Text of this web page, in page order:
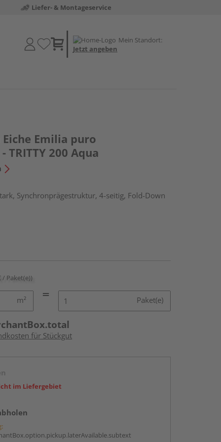
Liefer- & Montageservice
Mein Standort:
Jetzt angeben
Emilia puro
TRITTY 200 Aqua
Synchronprägestruktur, 4-seitig, Fold-Down
/ Paket(e))
m² Paket(e)
für Stückgut
im Liefergebiet